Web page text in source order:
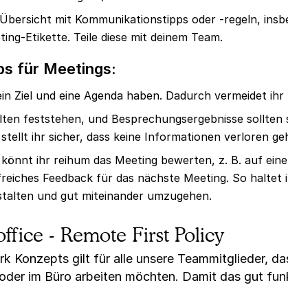
mit Kommunikationstipps oder -regeln,
Etikette. Teile diese mit deinem Team.
für Meetings:
Ziel und eine Agenda haben. Dadurch vermeidet
feststehen, und Besprechungsergebnisse
ihr sicher, dass keine Informationen verloren
ihr reihum das Meeting bewerten, z. B. auf
Feedback für das nächste Meeting. So
und gut miteinander umzugehen.
- Remote First Policy
Konzepts gilt für alle unsere Teammitglieder,
im Büro arbeiten möchten. Damit das gut